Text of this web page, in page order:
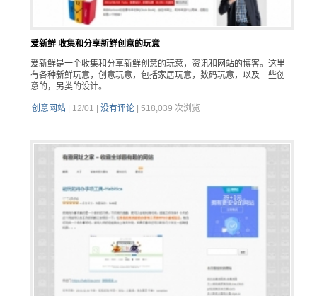
爱新鲜 收集和分享新鲜创意的玩意
爱新鲜是一个收集和分享新鲜创意的玩意，资讯和网站的博客。这里
有各种新鲜玩意，创意玩意，包括家居玩意，数码玩意，以及一些创
意的，另类的设计。
创意网站| 12/01 | 没有评论| 518,039 次浏览